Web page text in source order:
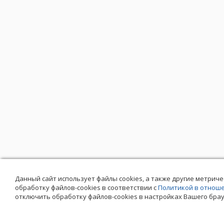
Данный сайт использует файлы cookies, а также другие
обработку файлов-cookies в соответствии сПолитикой в
отключить обработку файлов-cookies в настройках Вашего